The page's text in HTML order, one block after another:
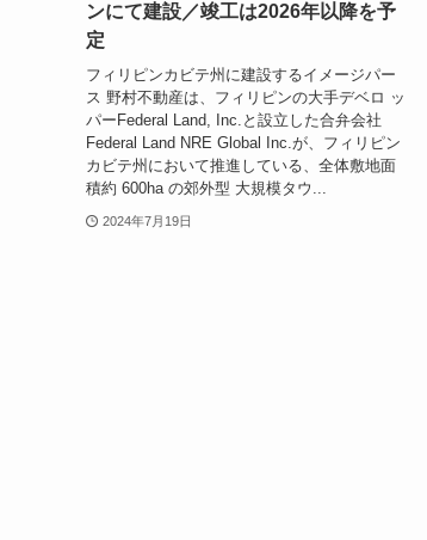
ンにて建設／竣工は2026年以降を予
定
フィリピンカビテ州に建設するイメージパー
ス 野村不動産は、フィリピンの大手デベロ ッ
パーFederal Land, Inc.と設立した合弁会社
Federal Land NRE Global Inc.が、フィリピン
カビテ州において推進している、全体敷地面
積約 600ha の郊外型 大規模タウ...
2024年7月19日